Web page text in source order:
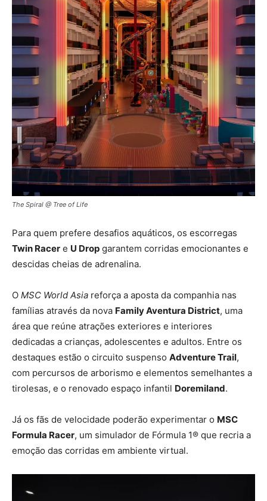
The Spiral @ Tree of Life
Para quem prefere desafios aquáticos, os escorregas
Twin Racer e U Drop garantem corridas emocionantes e
descidas cheias de adrenalina.
O MSC World Asia reforça a aposta da companhia nas
famílias através da nova Family Aventura District, uma
área que reúne atrações exteriores e interiores
dedicadas a crianças, adolescentes e adultos. Entre os
destaques estão o circuito suspenso Adventure Trail,
com percursos de arborismo e elementos semelhantes a
tirolesas, e o renovado espaço infantil Doremiland.
Já os fãs de velocidade poderão experimentar o MSC
Formula Racer, um simulador de Fórmula 1® que recria a
emoção das corridas em ambiente virtual.